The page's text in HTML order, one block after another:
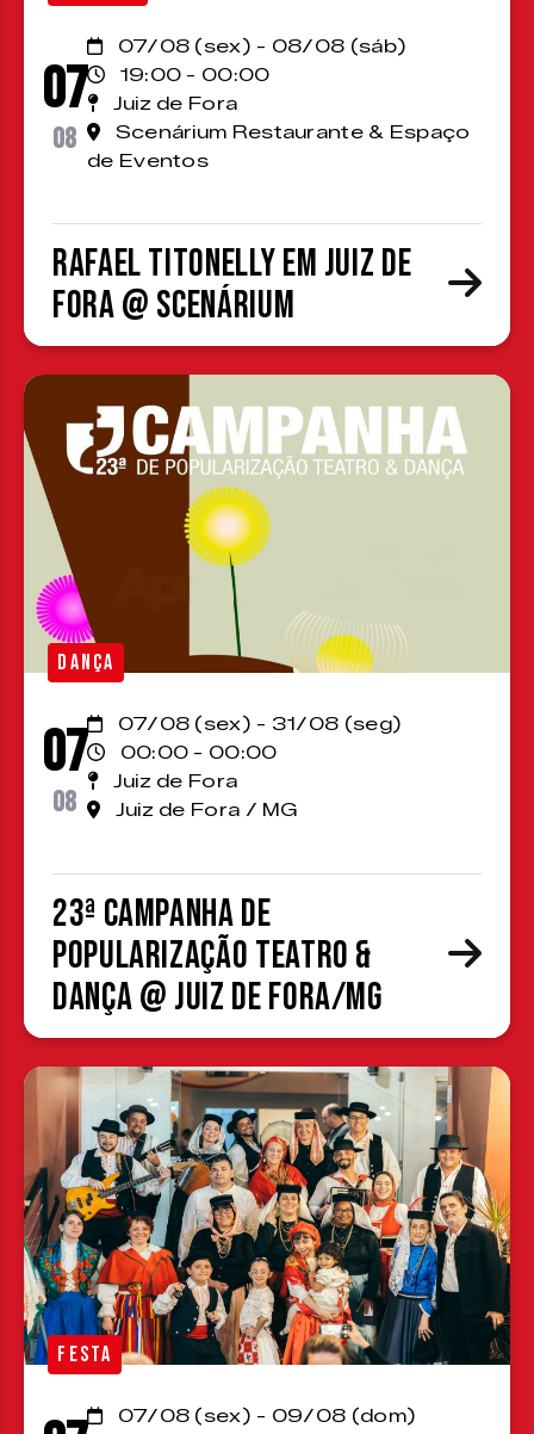
07
08
07/08 (sex) - 08/08 (sáb)
19:00 - 00:00
Juiz de Fora
Scenárium Restaurante & Espaço
de Eventos
Rafael Titonelly em Juiz de
Fora @ Scenárium
DANÇA
07
08
07/08 (sex) - 31/08 (seg)
00:00 - 00:00
Juiz de Fora
Juiz de Fora / MG
23ª Campanha de
Popularização Teatro &
Dança @ Juiz de Fora/MG
FESTA
07/08 (sex) - 09/08 (dom)